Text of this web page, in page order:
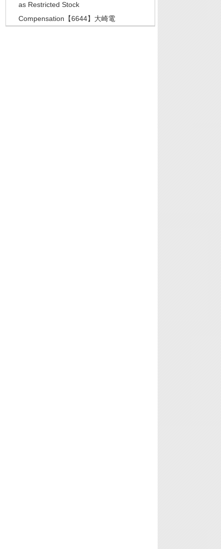
as Restricted Stock
Compensation【6644】大崎電